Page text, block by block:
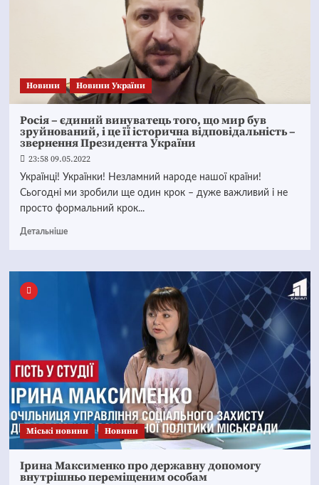
Новини Новини України
Росія – єдиний винуватець того, що мир був
зруйнований, і це її історична відповідальність –
звернення Президента України
23:58 09.05.2022
Українці! Українки! Незламний народе нашої країни!
Сьогодні ми зробили ще один крок – дуже важливий і не
просто формальний крок...
Детальніше
Mіські новини Новини
Ірина Максименко про державну допомогу
внутрішньо переміщеним особам